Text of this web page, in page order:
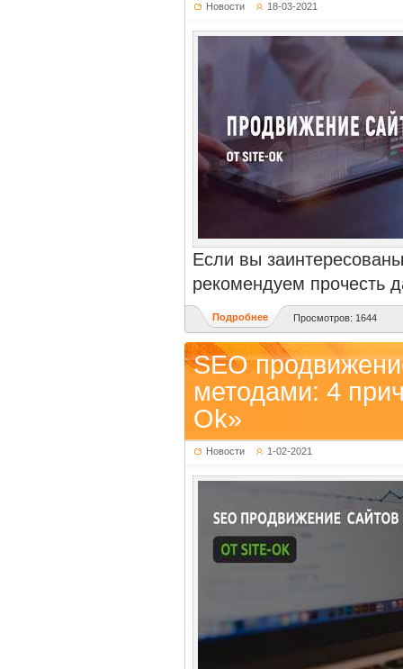
Новости 18-03-2021
Если вы
рекомендуем прочесть
Подробнее Просмотров: 1644
SEO
методами: 4
Ok»
Новости 1-02-2021